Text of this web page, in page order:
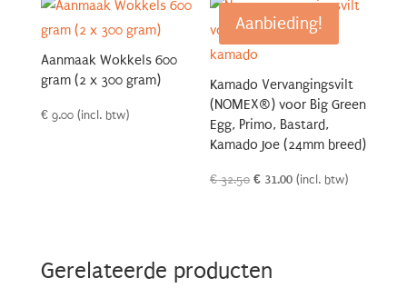
Aanmaak Wokkels 600
gram (2 x 300 gram)
€9.00 (incl. btw)
Aanbieding!
Kamado Vervangingsvilt
(NOMEX®) voor Big Green
Egg, Primo, Bastard,
Kamado Joe (24mm breed)
€32.50 Oorspronkelijke
€ 31.00Huidige
(incl. btw)
Gerelateerde producten